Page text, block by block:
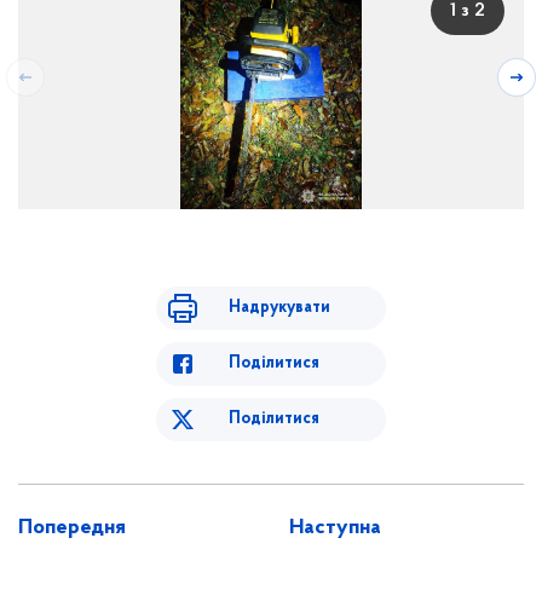
1 з 2
Надрукувати
Поділитися
Поділитися
Попередня Наступна